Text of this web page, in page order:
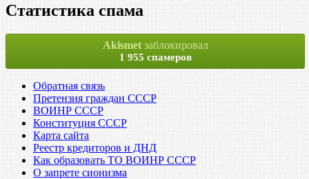
Статистика спама
Akismetзаблокировал
1 955 спамеров
Обратная связь
Претензия граждан СССР
ВОИНР СССР
Конституция СССР
Карта сайта
Реестр кредиторов и ДНД
Как образовать ТО ВОИНР СССР
О запрете сионизма